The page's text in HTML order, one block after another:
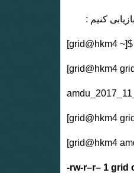
[grid@hkm4
[grid@hkm4
[grid@hkm4
[grid@hkm4
-rw-r–r– 1